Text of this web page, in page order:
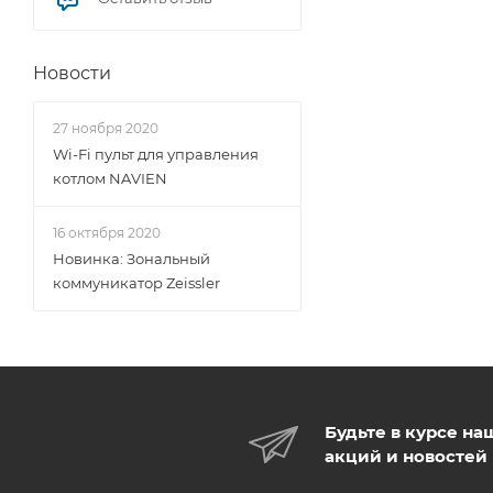
Новости
27 ноября 2020
Wi-Fi пульт для управления
котлом NAVIEN
16 октября 2020
Новинка: Зональный
коммуникатор Zeissler
Будьте в курсе
акций и новостей